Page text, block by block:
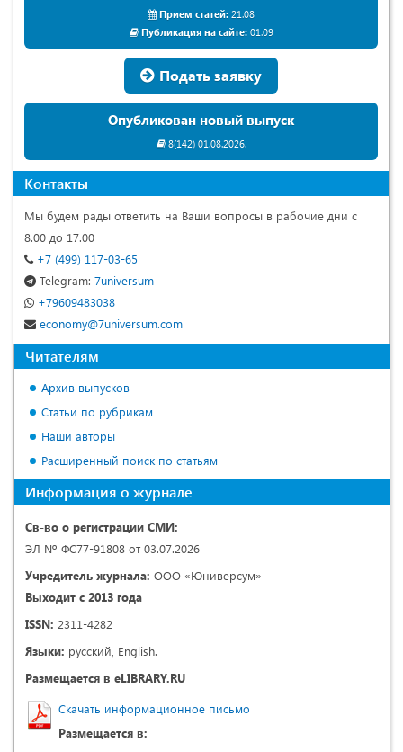
Прием статей: 21.08
Публикация на сайте:01.09
Подать заявку
Опубликован новый выпуск
8(142) 01.08.2026.
Контакты
Мы будем рады ответить на Ваши вопросы в рабочие дни с
8.00 до 17.00
+7 (499) 117-03-65
Telegram: 7universum
+79609483038
economy@7universum.com
Читателям
Архив выпусков
Статьи по рубрикам
Наши авторы
Расширенный поиск по статьям
Информация о журнале
Св-во о регистрации СМИ:
ЭЛ № ФС77-91808 от 03.07.2026
Учредитель журнала: ООО «Юниверсум»
Выходит с 2013 года
ISSN: 2311-4282
Языки: русский, English.
Размещается в eLIBRARY.RU
Скачать информационное письмо
Размещается в: